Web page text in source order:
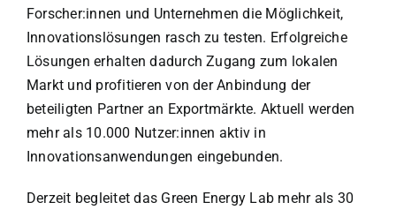
Forscher:innen und Unternehmen die Möglichkeit,
Innovationslösungen rasch zu testen. Erfolgreiche
Lösungen erhalten dadurch Zugang zum lokalen
Markt und profitieren von der Anbindung der
beteiligten Partner an Exportmärkte. Aktuell werden
mehr als 10.000 Nutzer:innen aktiv in
Innovationsanwendungen eingebunden.
Derzeit begleitet das Green Energy Lab mehr als 30